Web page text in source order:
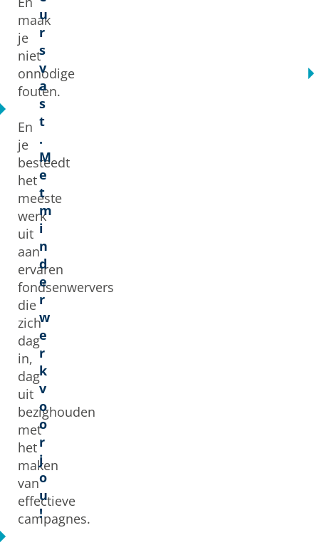
maak
je
niet
onnodige
fouten.
En
je
besteedt
het
meeste
werk
uit
aan
ervaren
fondsenwervers
die
zich
dag
in,
dag
uit
bezighouden
met
het
maken
van
effectieve
campagnes.
u
r
s
v
a
s
t
.
M
e
t
m
i
n
d
e
r
w
e
r
k
v
o
o
r
j
o
u
!